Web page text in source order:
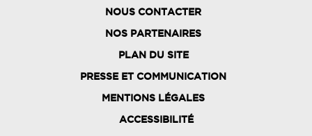
FOOTER
MENU
NOUS CONTACTER
NOS PARTENAIRES
PLAN DU SITE
PRESSE ET COMMUNICATION
MENTIONS LÉGALES
ACCESSIBILITÉ